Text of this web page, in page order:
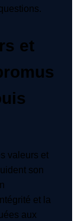
et
valeurs et
son
et la
aux